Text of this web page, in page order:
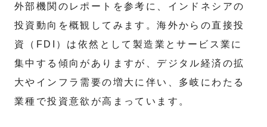
外部機関のレポートを参考に、インドネシアの
投資動向を概観してみます。海外からの直接投
資（FDI）は依然として製造業とサービス業に
集中する傾向がありますが、デジタル経済の拡
大やインフラ需要の増大に伴い、多岐にわたる
業種で投資意欲が高まっています。